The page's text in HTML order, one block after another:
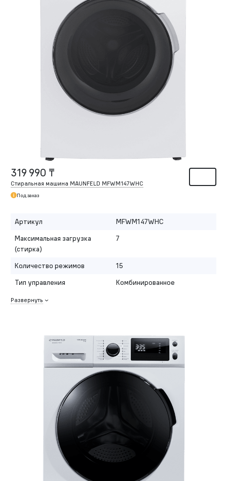
319 990 ₸
Стиральная машина MAUNFELD MFWM147WHC
Под заказ
Артикул
MFWM147WHC
Максимальная загрузка
(стирка)
7
Количество режимов
15
Тип управления
Комбинированное
Развернуть